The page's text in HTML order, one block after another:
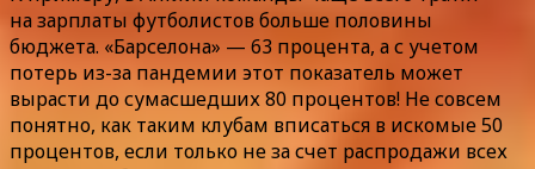
на зарплаты футболистов больше половины
бюджета. «Барселона» — 63 процента, а с учетом
потерь из-за пандемии этот показатель может
вырасти до сумасшедших 80 процентов! Не совсем
понятно, как таким клубам вписаться в искомые 50
процентов, если только не за счет распродажи всех